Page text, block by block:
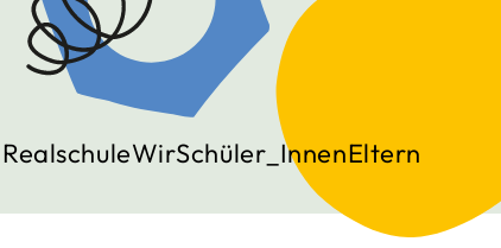
RealschuleWirSchüler_InnenEltern